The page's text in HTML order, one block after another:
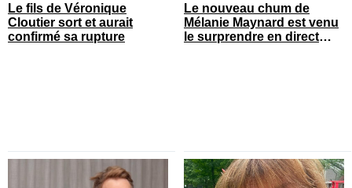
Le fils de Véronique
Cloutier sort et aurait
confirmé sa rupture
Le nouveau chum de
Mélanie Maynard est venu
le surprendre en direct